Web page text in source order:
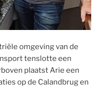
omgeving van de
tenslotte een
plaatst Arie een
op de Calandbrug en